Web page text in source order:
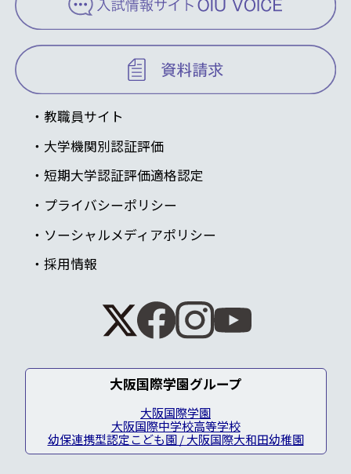
教職員サイト
大学機関別認証評価
短期大学認証評価適格認定
プライバシーポリシー
ソーシャルメディアポリシー
採用情報
大阪国際学園グループ
大阪国際学園
大阪国際中学校高等学校
幼保連携型認定こども園 / 大阪国際大和田幼稚園